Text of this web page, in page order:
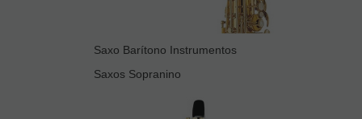
Saxo Barítono Instrumentos
Saxos Sopranino